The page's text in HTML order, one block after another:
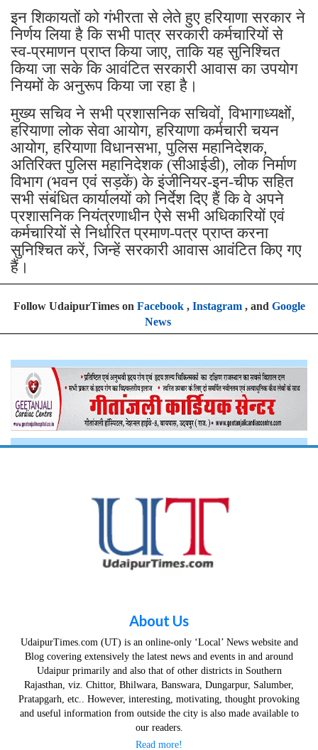
इन शिकायतों को गंभीरता से लेते हुए हरियाणा सरकार ने
निर्णय लिया है कि सभी पात्र सरकारी कर्मचारियों से
स्व-प्रमाणन प्राप्त किया जाए, ताकि यह सुनिश्चित
किया जा सके कि आवंटित सरकारी आवास का उपयोग
नियमों के अनुरूप किया जा रहा है।
मुख्य सचिव ने सभी प्रशासनिक सचिवों, विभागाध्यक्षों,
हरियाणा लोक सेवा आयोग, हरियाणा कर्मचारी चयन
आयोग, हरियाणा विधानसभा, पुलिस महानिदेशक,
अतिरिक्त पुलिस महानिदेशक (सीआईडी), लोक निर्माण
विभाग (भवन एवं सड़कें) के इंजीनियर-इन-चीफ सहित
सभी संबंधित कार्यालयों को निर्देश दिए हैं कि वे अपने
प्रशासनिक नियंत्रणाधीन ऐसे सभी अधिकारियों एवं
कर्मचारियों से निर्धारित प्रमाण-पत्र प्राप्त करना
सुनिश्चित करें, जिन्हें सरकारी आवास आवंटित किए गए
हैं।
Follow UdaipurTimes on Facebook, Instagram, and Google
News
About Us
UdaipurTimes.com (UT) is an online-only ‘Local’ News website and
Blog covering extensively the latest news and events in and around
Udaipur primarily and also that of other districts in Southern
Rajasthan, viz. Chittor, Bhilwara, Banswara, Dungarpur, Salumber,
Pratapgarh, etc.. However, interesting, motivating, thought provoking
and useful information from outside the city is also made available to
our readers.
Read more!